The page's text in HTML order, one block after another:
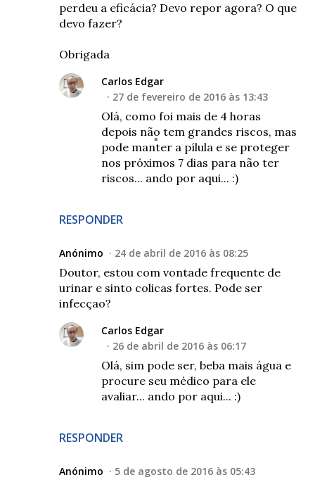
perdeu a eficácia? Devo repor agora? O que
devo fazer?
Obrigada
RESPONDER
Carlos Edgar
27 de fevereiro de 2016 às 13:43
Olá, como foi mais de 4 horas
depois não tem grandes riscos, mas
pode manter a pílula e se proteger
nos próximos 7 dias para não ter
riscos... ando por aqui... :)
Anónimo 24 de abril de 2016 às 08:25
Doutor, estou com vontade frequente de
urinar e sinto colicas fortes. Pode ser
infecçao?
RESPONDER
Carlos Edgar
26 de abril de 2016 às 06:17
Olá, sim pode ser, beba mais água e
procure seu médico para ele
avaliar... ando por aqui... :)
Anónimo 5 de agosto de 2016 às 05:43